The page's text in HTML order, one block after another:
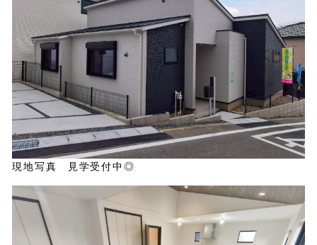
現地写真 見学受付中◎